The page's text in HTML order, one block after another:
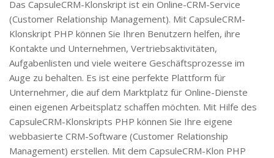
Das CapsuleCRM-Klonskript ist ein Online-CRM-Service
(Customer Relationship Management). Mit CapsuleCRM-
Klonskript PHP können Sie Ihren Benutzern helfen, ihre
Kontakte und Unternehmen, Vertriebsaktivitäten,
Aufgabenlisten und viele weitere Geschäftsprozesse im
Auge zu behalten. Es ist eine perfekte Plattform für
Unternehmer, die auf dem Marktplatz für Online-Dienste
einen eigenen Arbeitsplatz schaffen möchten. Mit Hilfe des
CapsuleCRM-Klonskripts PHP können Sie Ihre eigene
webbasierte CRM-Software (Customer Relationship
Management) erstellen. Mit dem CapsuleCRM-Klon PHP